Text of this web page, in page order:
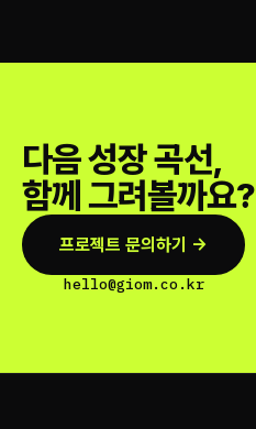
다음 성장 곡선,
함께 그려볼까요?
프로젝트 문의하기 →
hello@giom.co.kr